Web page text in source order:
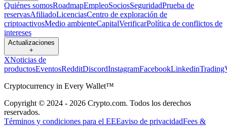
Quiénes somosRoadmapEmpleoSociosSeguridadPrueba de
reservasAfiliadoLicenciasCentro de exploración de
criptoactivosMedio ambienteCapitalVerificarPolítica de conflictos de
intereses
Actualizaciones
+
XNoticias de
productosEventosRedditDiscordInstagramFacebookLinkedin
Cryptocurrency in Every Wallet™
Copyright © 2024 - 2026 Crypto.com. Todos los derechos
reservados.
Términos y condiciones para el EEEaviso de privacidadFees &